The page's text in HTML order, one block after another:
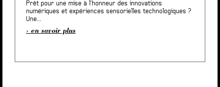
Prêt pour une mise à l’honneur des innovations
numériques et expériences sensorielles technologiques ?
Une...
en savoir plus